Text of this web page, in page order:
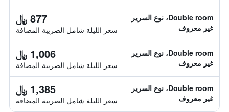
Double room، نوع السرير
غير معروف
877 ﷼
سعر الليلة شامل الصريبة المضافة
Double room، نوع السرير
غير معروف
1,006 ﷼
سعر الليلة شامل الصريبة المضافة
Double room، نوع السرير
غير معروف
1,385 ﷼
سعر الليلة شامل الصريبة المضافة